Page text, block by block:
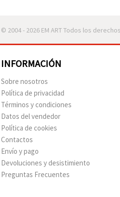
© 2004 - 2026 EM ART Todos los
INFORMACIÓN
Sobre nosotros
Política de privacidad
Términos y condiciones
Datos del vendedor
Política de cookies
Contactos
Envío y pago
Devoluciones y desistimiento
Preguntas Frecuentes